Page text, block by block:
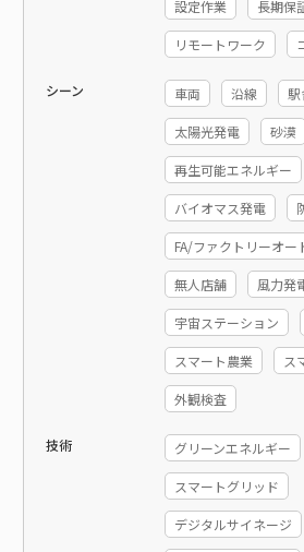
設定作業 長期保
リモートワーク
シーン 車両 沿線 駅
太陽光発電 砂漠
再生可能エネルギー
バイオマス発電
FA/ファクトリーオー
無人店舗 風力発
宇宙ステーション
スマート農業 ス
外観検査
技術 グリーンエネルギー
スマートグリッド
デジタルサイネージ